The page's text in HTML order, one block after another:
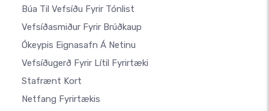
Búa Til Vefsíðu Fyrir Tónlist
Vefsíðasmiður Fyrir Brúðkaup
Ókeypis Eignasafn Á Netinu
Vefsíðugerð Fyrir Lítil Fyrirtæki
Stafrænt Kort
Netfang Fyrirtækis